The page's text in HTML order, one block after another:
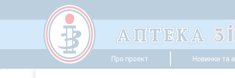
Про проект Новинки та